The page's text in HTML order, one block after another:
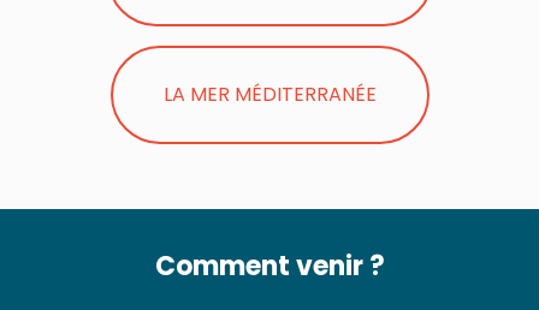
LA MER MÉDITERRANÉE
Comment venir ?